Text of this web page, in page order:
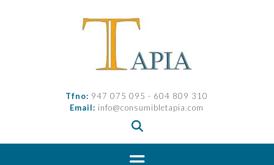
Tfno: 947 075 095 - 604 809 310
Email: info@consumibletapia.com